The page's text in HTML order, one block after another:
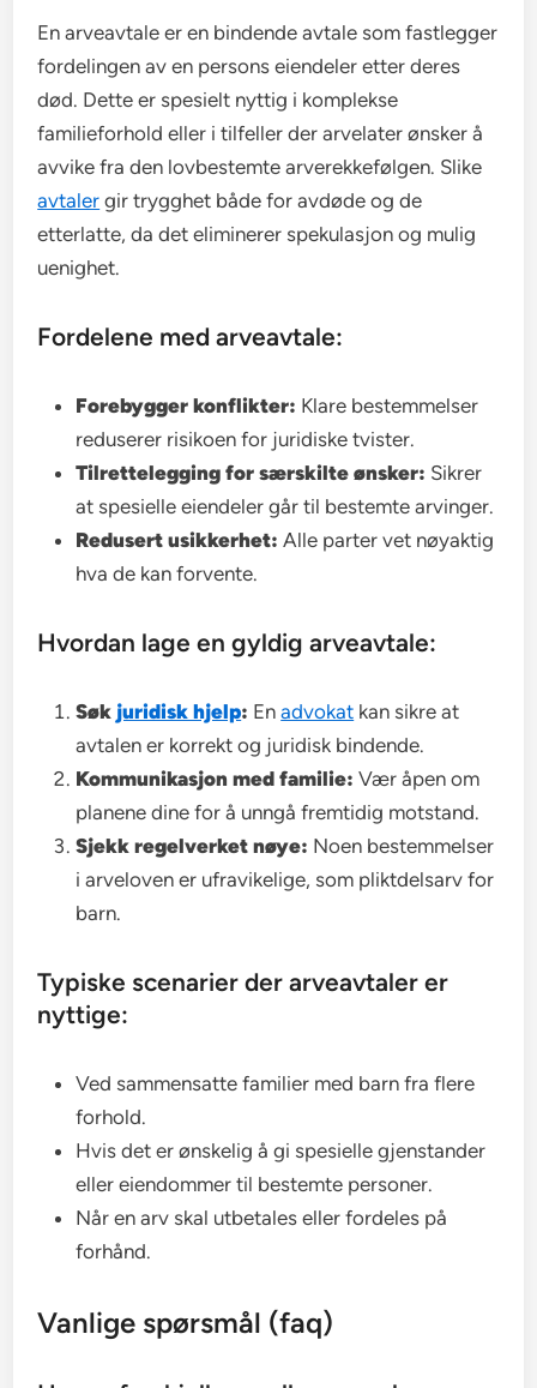
En arveavtale er en bindende avtale som fastlegger
fordelingen av en persons eiendeler etter deres
død. Dette er spesielt nyttig i komplekse
familieforhold eller i tilfeller der arvelater ønsker å
avvike fra den lovbestemte arverekkefølgen. Slike
avtaler gir trygghet både for avdøde og de
etterlatte, da det eliminerer spekulasjon og mulig
uenighet.
Fordelene med arveavtale:
Forebygger konflikter: Klare bestemmelser
reduserer risikoen for juridiske tvister.
Tilrettelegging for særskilte ønsker: Sikrer
at spesielle eiendeler går til bestemte arvinger.
Redusert usikkerhet: Alle parter vet nøyaktig
hva de kan forvente.
Hvordan lage en gyldig arveavtale:
Søk juridisk hjelp: Enadvokat kan sikre at
avtalen er korrekt og juridisk bindende.
Kommunikasjon med familie: Vær åpen om
planene dine for å unngå fremtidig motstand.
Sjekk regelverket nøye: Noen bestemmelser
i arveloven er ufravikelige, som pliktdelsarv for
barn.
Typiske scenarier der arveavtaler er
nyttige:
Ved sammensatte familier med barn fra flere
forhold.
Hvis det er ønskelig å gi spesielle gjenstander
eller eiendommer til bestemte personer.
Når en arv skal utbetales eller fordeles på
forhånd.
Vanlige spørsmål (faq)